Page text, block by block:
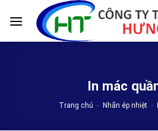
In mác
Trang chủ - Nhãn ép nhiệt -